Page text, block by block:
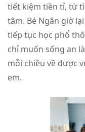
tiết kiệm tiền tỉ, từ
tâm. Bé Ngân giờ
tiếp tục học phổ
chỉ muốn sống an
mỗi chiều về được
em.